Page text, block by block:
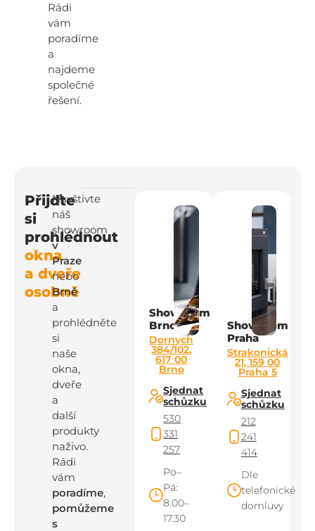
Rádi
vám
poradíme
a
najdeme
společné
řešení.
Přijďte
si
prohlédnout
okna
a dveře
osobně
Navštivte
náš
showroom
v
Praze
nebo
Brně
a
prohlédněte
si
naše
okna,
dveře
a
další
produkty
naživo.
Rádi
vám
poradíme,
pomůžeme
s
Showroom
Brno
Dornych
384/102,
617 00
Brno
Sjednat
schůzku
530
331
257
Po–
Pá:
8.00–
17.30
Showroom
Praha
Strakonická
21, 159 00
Praha 5
Sjednat
schůzku
212
241
414
Dle
telefonické
domluvy